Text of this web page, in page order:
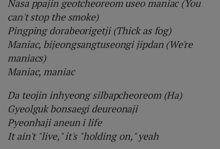
Nasa ppajin geotcheoreom useo maniac (You
can't stop the smoke)
Pingping dorabeorigetji (Thick as fog)
Maniac, bijeongsangtuseongi jipdan (We're
maniacs)
Maniac, maniac
Da teojin inhyeong silbapcheoreom (Ha)
Gyeolguk bonsaegi deureonaji
Pyeonhaji aneun i life
It ain't "live," it's "holding on," yeah